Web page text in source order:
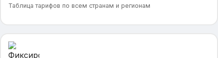
Таблица тарифов по всем странам и регионам